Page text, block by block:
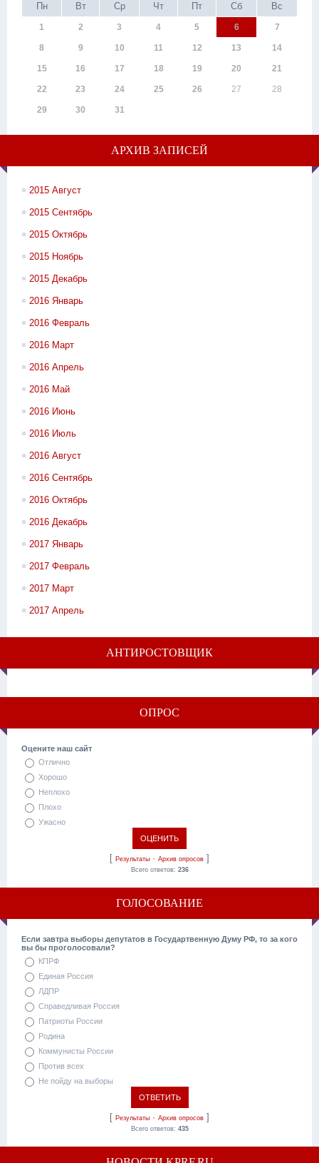
Пн
Вт Ср Чт Пт Сб Вс
1 2 3 4 5 6 7
8 9 10 11 12 13 14
15 16 17 18 19 20 21
22 23 24 25 26 27 28
29 30 31
АРХИВ ЗАПИСЕЙ
2015 Август
2015 Сентябрь
2015 Октябрь
2015 Ноябрь
2015 Декабрь
2016 Январь
2016 Февраль
2016 Март
2016 Апрель
2016 Май
2016 Июнь
2016 Июль
2016 Август
2016 Сентябрь
2016 Октябрь
2016 Декабрь
2017 Январь
2017 Февраль
2017 Март
2017 Апрель
АНТИРОСТОВЩИК
ОПРОС
Оцените наш сайт
Отлично
Хорошо
Неплохо
Плохо
Ужасно
[ Результаты · Архив опросов ]
Всего ответов: 236
ГОЛОСОВАНИЕ
Если завтра выборы депутатов в Государтвенную Думу РФ, то за кого
вы бы проголосовали?
КПРФ
Единая Россия
ЛДПР
Справедливая Россия
Патриоты России
Родина
Коммунисты России
Против всех
Не пойду на выборы
[ Результаты · Архив опросов ]
Всего ответов: 435